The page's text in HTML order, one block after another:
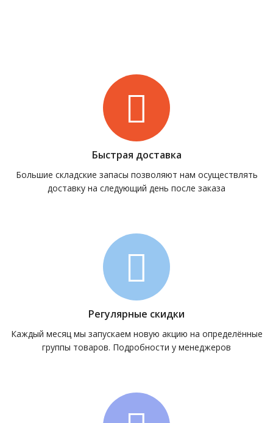
Быстрая доставка
Большие складские запасы позволяют нам осуществлять
доставку на следующий день после заказа
Регулярные скидки
Каждый месяц мы запускаем новую акцию на определённые
группы товаров. Подробности у менеджеров